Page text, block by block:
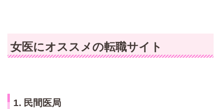
女医にオススメの転職サイト
1. 民間医局